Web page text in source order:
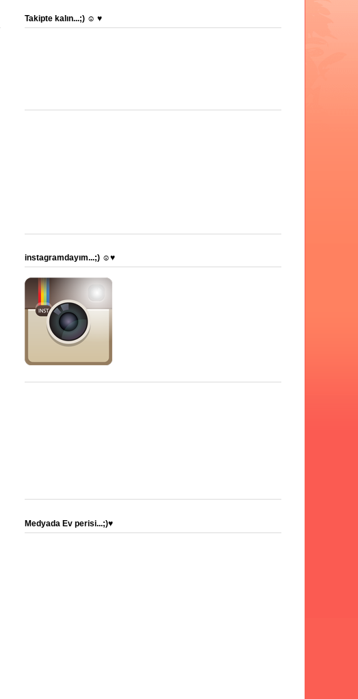
Takipte kalın...;) ☺ ♥
instagramdayım...;) ☺♥
Medyada Ev perisi...;)♥